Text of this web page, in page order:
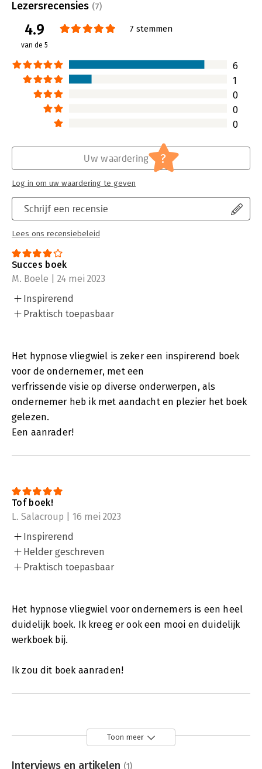
ondernemer opvallend veel impact
op jezelf en je onderneming te
maken.
Lees verder
Lezersrecensies (7)
4.9
van de 5
7 stemmen
6
1
0
0
0
Schrijf een recensie
Lees ons recensiebeleid
Uw waardering ?
Log in om uw waardering te geven
Succes boek
M. Boele | 24 mei 2023
Inspirerend
Praktisch toepasbaar
Het hypnose vliegwiel is zeker een inspirerend boek
voor de ondernemer, met een
verfrissende visie op diverse onderwerpen, als
ondernemer heb ik met aandacht en plezier het boek
gelezen.
Een aanrader!
Tof boek!
L. Salacroup | 16 mei 2023
Inspirerend
Helder geschreven
Praktisch toepasbaar
Het hypnose vliegwiel voor ondernemers is een heel
duidelijk boek. Ik kreeg er ook een mooi en duidelijk
werkboek bij.
Ik zou dit boek aanraden!
Toon meer
Interviews en artikelen (1)